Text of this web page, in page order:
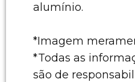
alumínio.
*Imagem
*Todas as
são de